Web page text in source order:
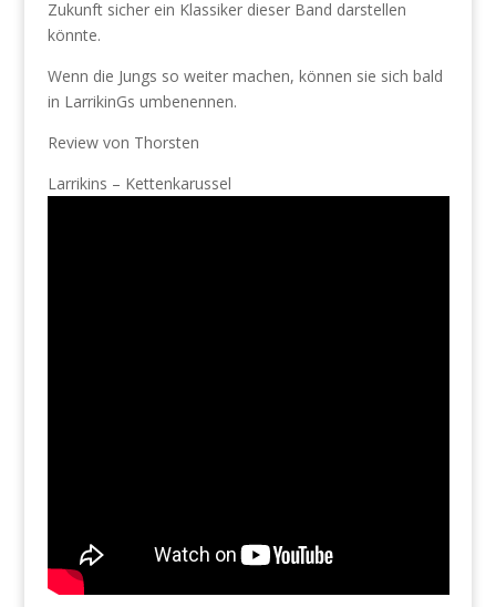
Zukunft sicher ein Klassiker dieser Band darstellen
könnte.
Wenn die Jungs so weiter machen, können sie sich bald
in LarrikinGs umbenennen.
Review von Thorsten
Larrikins – Kettenkarussel